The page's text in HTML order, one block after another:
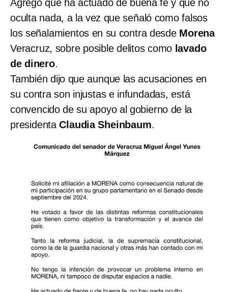
Agrego que ha actuado de buena fe y que no
oculta nada, a la vez que señaló como falsos
los señalamientos en su contra desde Morena
Veracruz, sobre posible delitos como lavado
de dinero.
También dijo que aunque las acusaciones en
su contra son injustas e infundadas, está
convencido de su apoyo al gobierno de la
presidentaClaudia Sheinbaum.